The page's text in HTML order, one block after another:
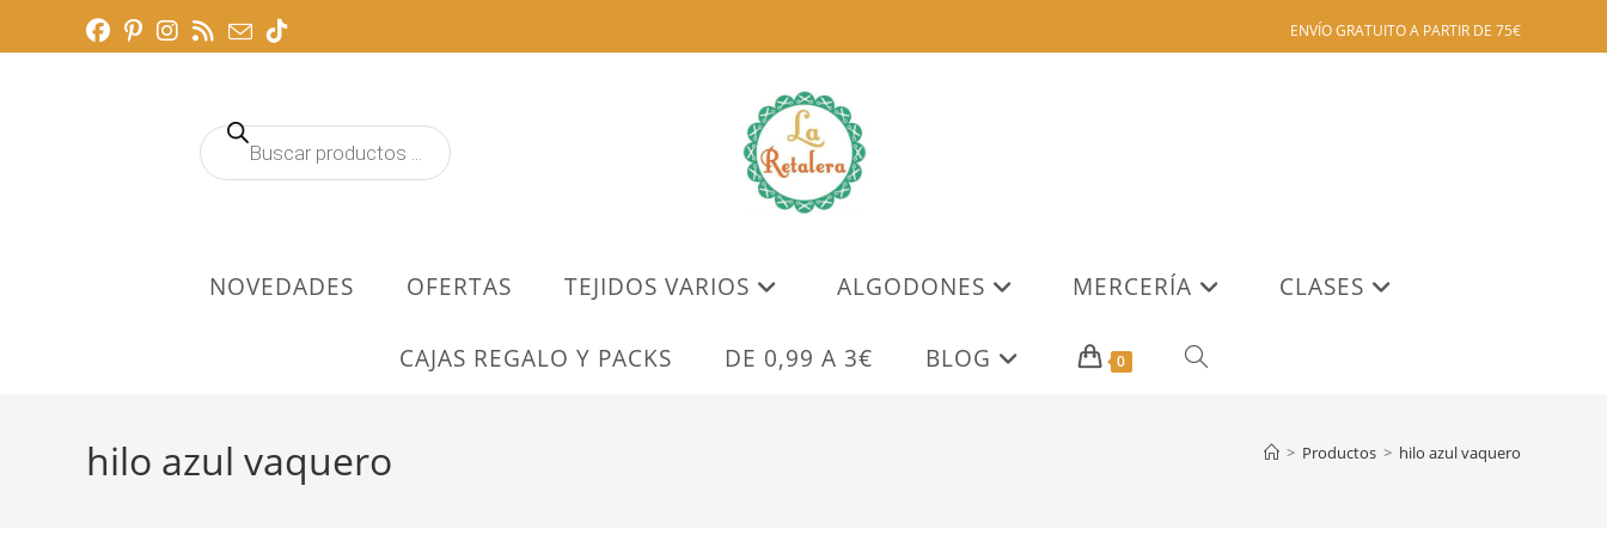
ENVÍO GRATUITO A PARTIR DE 75€
Búsqueda
de
NOVEDADES OFERTAS TEJIDOS VARIOS ALGODONES MERCERÍA CLASES
CAJAS REGALO Y PACKS DE 0,99 A 3€ BLOG 0 ALTERNAR
hilo azul vaquero > Productos > hilo azul vaquero